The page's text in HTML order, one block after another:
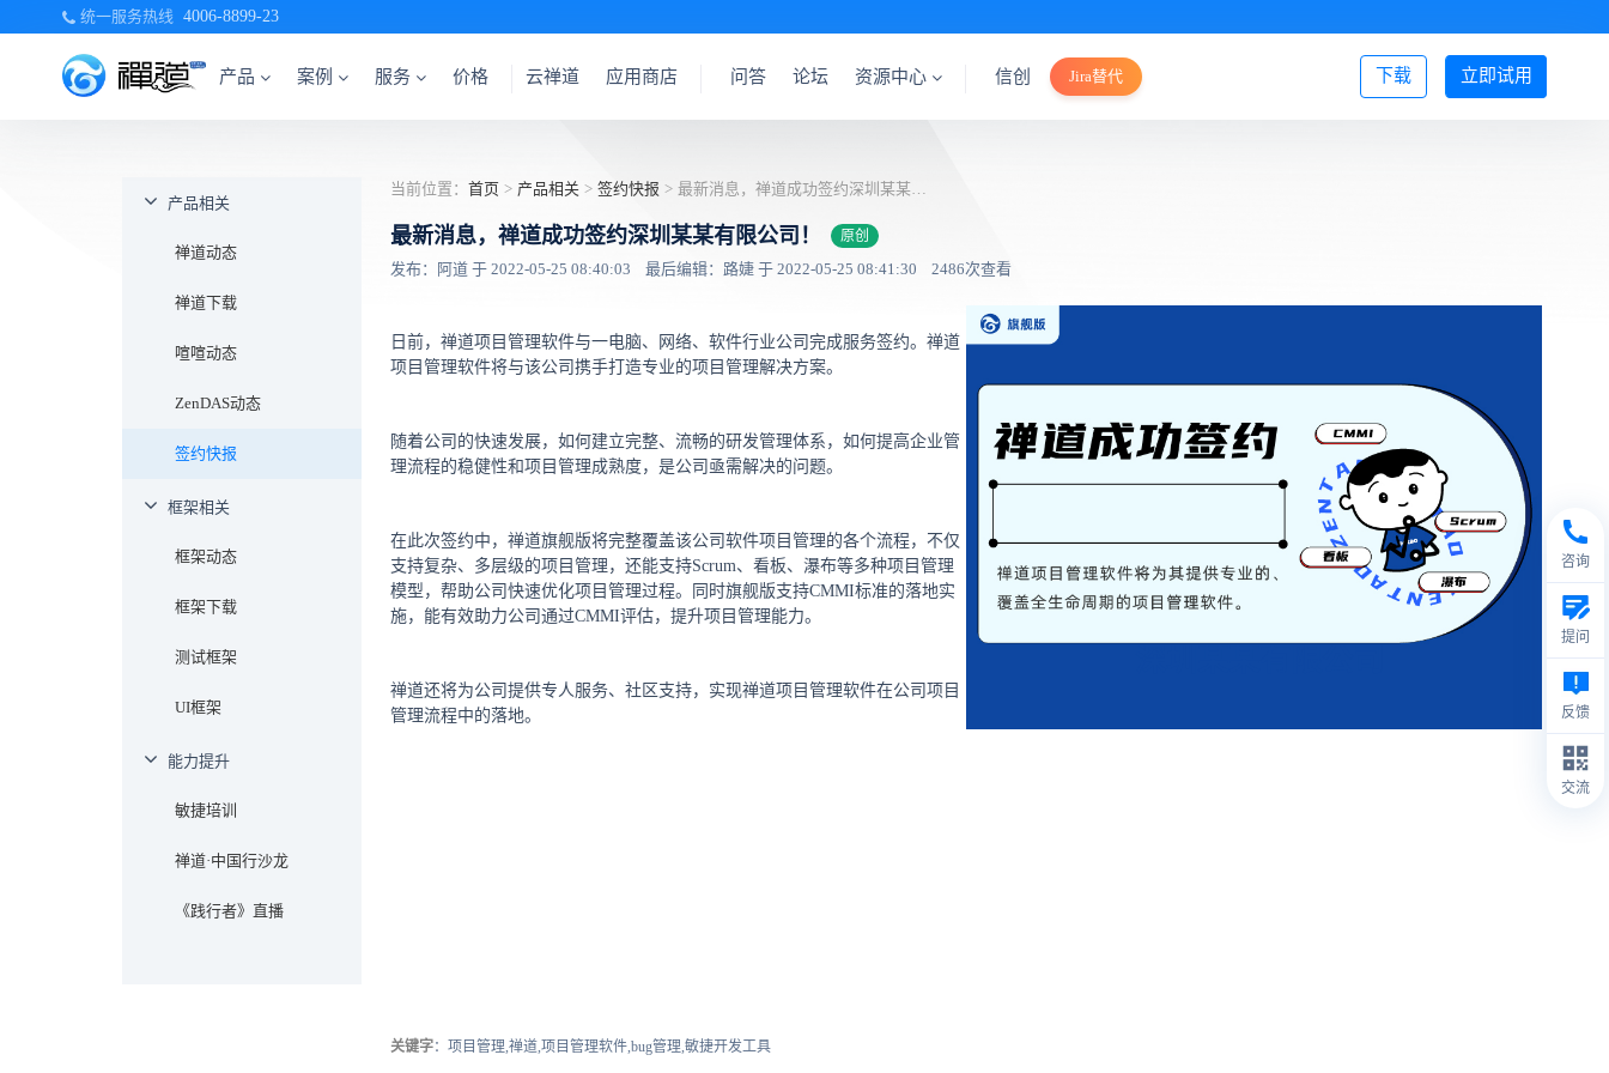
统一服务热线 4006-8899-23
产品 案例 服务 价格 立即试用
下载
云禅道 应用商店 问答 论坛 资源中心 信创 Jira替代 登录/注册
产品相关
禅道动态
禅道下载
喧喧动态
ZenDAS动态
签约快报
框架相关
框架动态
框架下载
测试框架
UI框架
能力提升
敏捷培训
禅道·中国行沙龙
《践行者》直播
当前位置： 首页 > 产品相关 > 签约快报 > 最新消息，禅道成功签约深圳某某有限公司！
最新消息，禅道成功签约深圳某某有限公司！ 原创
发布：阿道 于 2022-05-25 08:40:03 最后编辑：路婕 于 2022-05-25 08:41:30 2486次查看
日前，禅道项目管理软件与一电脑、网络、软件行业公司完成服务签约。禅道
项目管理软件将与该公司携手打造专业的项目管理解决方案。
随着公司的快速发展，如何建立完整、流畅的研发管理体系，如何提高企业管
理流程的稳健性和项目管理成熟度，是公司亟需解决的问题。
在此次签约中，禅道旗舰版将完整覆盖该公司软件项目管理的各个流程，不仅
支持复杂、多层级的项目管理，还能支持Scrum、看板、瀑布等多种项目管理
模型，帮助公司快速优化项目管理过程。同时旗舰版支持CMMI标准的落地实
施，能有效助力公司通过CMMI评估，提升项目管理能力。
禅道还将为公司提供专人服务、社区支持，实现禅道项目管理软件在公司项目
管理流程中的落地。
关键字：项目管理,禅道,项目管理软件,bug管理,敏捷开发工具
咨询
提问
反馈
交流